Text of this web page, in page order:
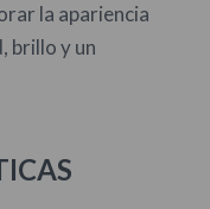
la apariencia
brillo y un